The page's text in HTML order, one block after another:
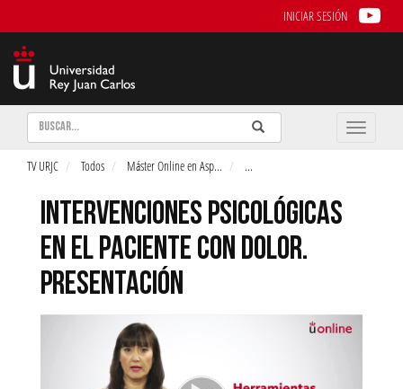
INICIAR SESIÓN
Buscar Enviar
Buscar
Toggle
TV URJC Todos Máster Online en Asp... ...
INTERVENCIONES PSICOLÓGICAS
EN EL PACIENTE CON DOLOR.
PRESENTACIÓN